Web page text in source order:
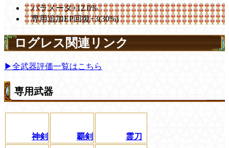
パラメータ+12.0%
専用追加EP回復+3(30%)
ログレス関連リンク
▶全武器評価一覧はこちら
専用武器
神剣 覇剣 霊刀